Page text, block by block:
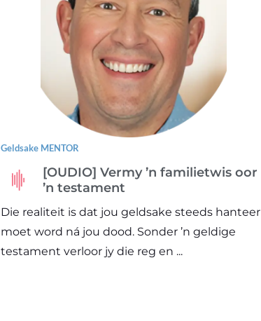
Geldsake MENTOR
[OUDIO] Vermy ’n familietwis oor
’n testament
Die realiteit is dat jou geldsake steeds hanteer
moet word ná jou dood. Sonder ’n geldige
testament verloor jy die reg en ...